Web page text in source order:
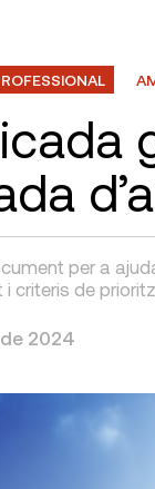
per a
criteris de
2024